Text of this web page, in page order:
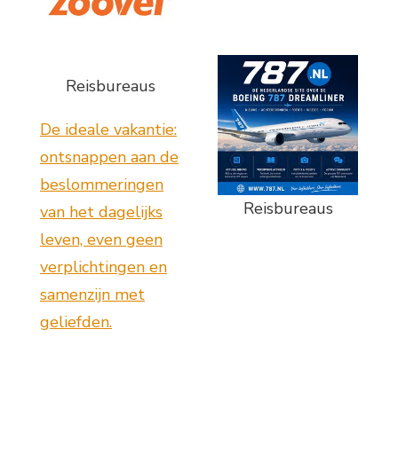
Reisbureaus
De ideale vakantie:
ontsnappen aan de
beslommeringen
van het dagelijks
leven, even geen
verplichtingen en
samenzijn met
geliefden.
Reisbureaus